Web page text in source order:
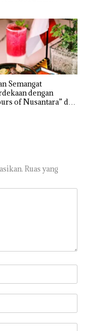
Semangat
dengan
of Nusantara” di
Ruas yang